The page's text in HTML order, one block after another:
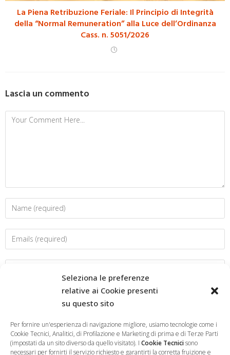
Seleziona le preferenze
relative ai Cookie presenti
su questo sito
Per fornire un'esperienza di navigazione migliore, usiamo tecnologie come i
Cookie Tecnici, Analitici, di Profilazione e Marketing di prima e di Terze Parti
(impostati da un sito diverso da quello visitato). I Cookie Tecnicisono
necessari per fornirti il servizio richiesto e garantirti la corretta fruizione e
La Piena Retribuzione Feriale: Il Principio di Integrità
della “Normal Remuneration” alla Luce dell’Ordinanza
Cass. n. 5051/2026
Lascia un commento
Salva il mio nome, email e sito web in questo browser per la
prossima volta che commento.